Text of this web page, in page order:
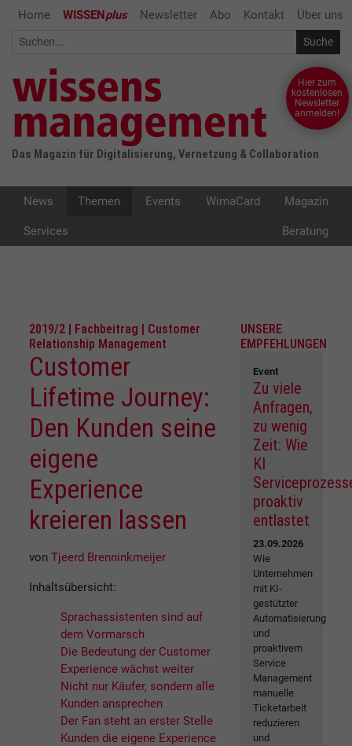
Home WISSENplus Newsletter Abo Kontakt Über uns
Das Magazin für Digitalisierung, Vernetzung & Collaboration
Hier zum
kostenlosen
Newsletter
anmelden!
News Themen Events WimaCard Magazin
Services Beratung
2019/2 | Fachbeitrag | Customer
Relationship Management
Customer
Lifetime Journey:
Den Kunden seine
eigene
Experience
kreieren lassen
von Tjeerd Brenninkmeijer
Inhaltsübersicht:
Sprachassistenten sind auf
dem Vormarsch
Die Bedeutung der Customer
Experience wächst weiter
Nicht nur Käufer, sondern alle
Kunden ansprechen
Der Fan steht an erster Stelle
Kunden die eigene Experience
UNSERE
EMPFEHLUNGEN
Event
Zu viele
Anfragen,
zu wenig
Zeit: Wie
KI
proaktiv
entlastet
23.09.2026
Wie
Unternehmen
mit KI-
gestützter
Automatisierung
und
proaktivem
Service
Management
manuelle
Ticketarbeit
reduzieren
und